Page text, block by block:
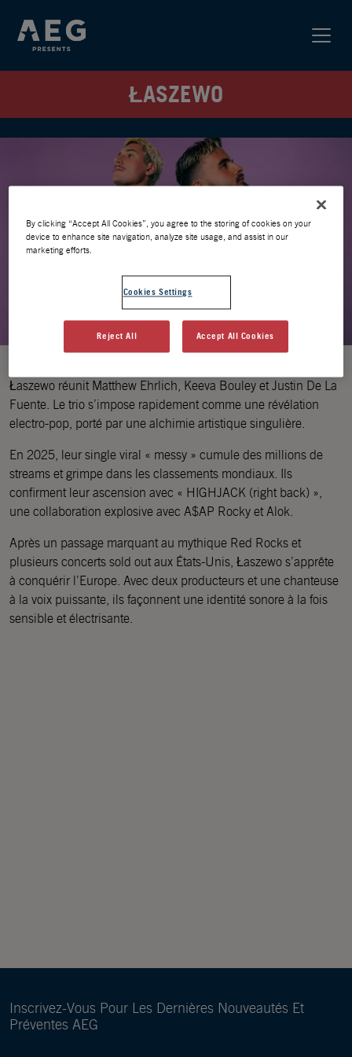
ŁASZEWO
Łaszewo réunit Matthew Ehrlich, Keeva Bouley et Justin De La
Fuente. Le trio s’impose rapidement comme une révélation
electro-pop, porté par une alchimie artistique singulière.
En 2025, leur single viral « messy » cumule des millions de
streams et grimpe dans les classements mondiaux. Ils
confirment leur ascension avec « HIGHJACK (right back) »,
une collaboration explosive avec A$AP Rocky et Alok.
Après un passage marquant au mythique Red Rocks et
plusieurs concerts sold out aux États-Unis, Łaszewo s’apprête
à conquérir l’Europe. Avec deux producteurs et une chanteuse
à la voix puissante, ils façonnent une identité sonore à la fois
sensible et électrisante.
Inscrivez-Vous Pour Les Dernières Nouveautés Et
Préventes AEG
By clicking “Accept All Cookies”, you agree to the storing of cookies on your
device to enhance site navigation, analyze site usage, and assist in our
marketing efforts.
Cookies Settings
Reject All Accept All Cookies